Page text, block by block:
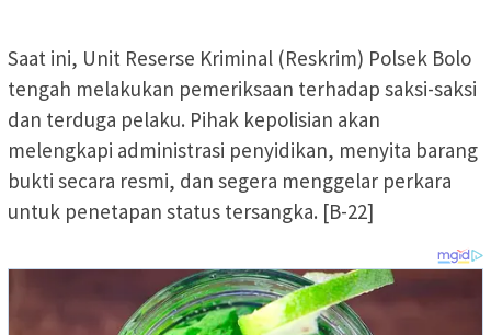
Saat ini, Unit Reserse Kriminal (Reskrim) Polsek Bolo
tengah melakukan pemeriksaan terhadap saksi-saksi
dan terduga pelaku. Pihak kepolisian akan
melengkapi administrasi penyidikan, menyita barang
bukti secara resmi, dan segera menggelar perkara
untuk penetapan status tersangka. [B-22]